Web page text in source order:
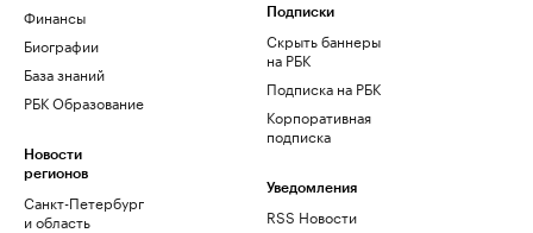
Финансы
Биографии
База знаний
РБК Образование
Новости
регионов
Санкт-Петербург
и область
Подписки
Скрыть баннеры
на РБК
Подписка на РБК
Корпоративная
подписка
Уведомления
RSS Новости